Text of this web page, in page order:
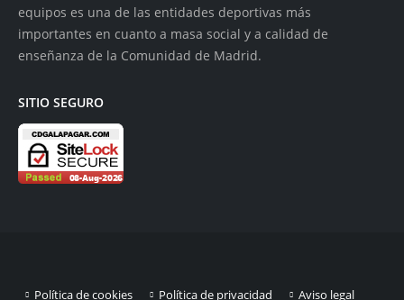
equipos es una de las entidades deportivas más
importantes en cuanto a masa social y a calidad de
enseñanza de la Comunidad de Madrid.
SITIO SEGURO
Política de cookies Política de privacidad Aviso legal